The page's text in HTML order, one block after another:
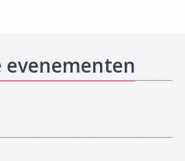
evenementen